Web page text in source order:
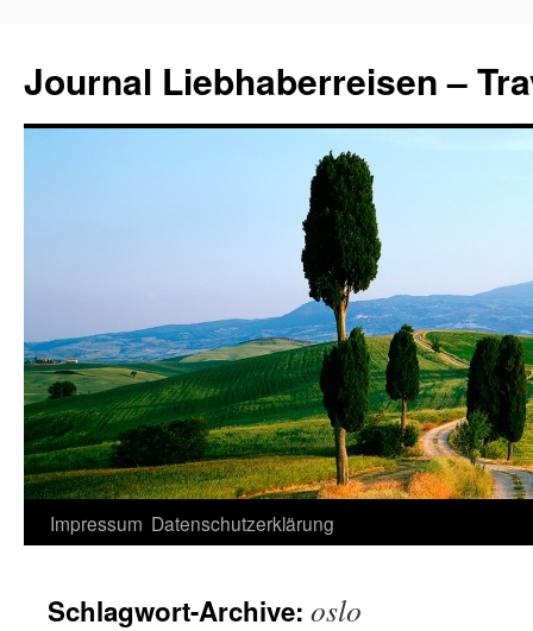
Journal Liebhaberreisen –
Zum
springen
Impressum Datenschutzerklärung
Schlagwort-Archive: oslo